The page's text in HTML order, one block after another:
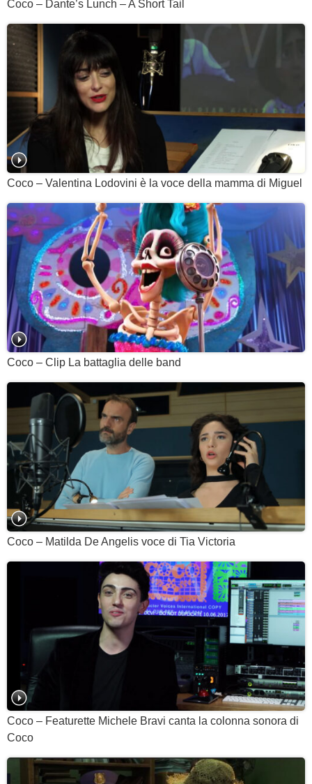
Coco – Dante’s Lunch – A Short Tail
Coco – Valentina Lodovini è la voce della mamma di Miguel
Coco – Clip La battaglia delle band
Coco – Matilda De Angelis voce di Tia Victoria
Coco – Featurette Michele Bravi canta la colonna sonora di
Coco